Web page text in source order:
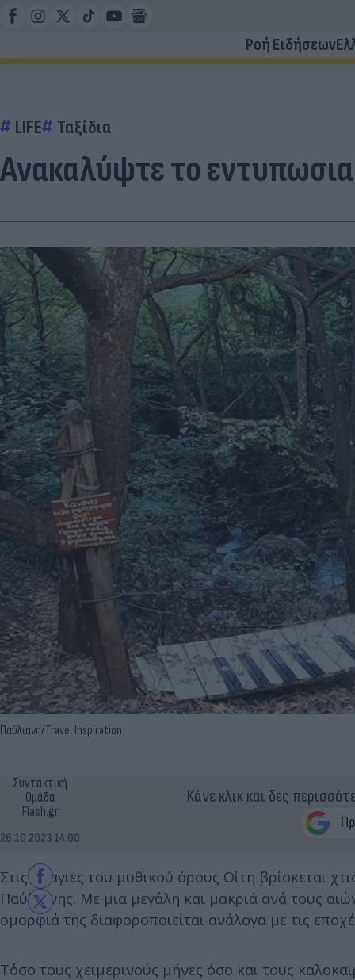
Ροή Ειδήσεων
LIFE Ταξίδια
Ανακαλύψτε το
Παύλιανη/Travel Inspiration
Συντακτική
Ομάδα
Flash.gr
26.10.2023 14:00
Κάνε κλικ και δες
Στις πλαγιές του μυθικού όρους Οίτη βρίσκεται
Παύλιανης. Με μια μεγάλη και μακριά ανά τους
ομορφιά της διαφοροποιείται ανάλογα με τις
Τόσο τους χειμερινούς μήνες όσο και τους